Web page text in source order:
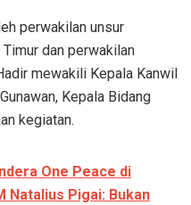
perwakilan unsur
dan perwakilan
mewakili Kepala Kanwil
Kepala Bidang
kegiatan.
One Peace di
Natalius Pigai: Bukan